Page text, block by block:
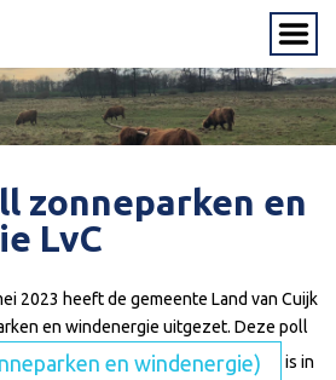
zonneparken en
LvC
2023 heeft de gemeente Land van Cuijk
en windenergie uitgezet. Deze poll
en windenergie)
is in